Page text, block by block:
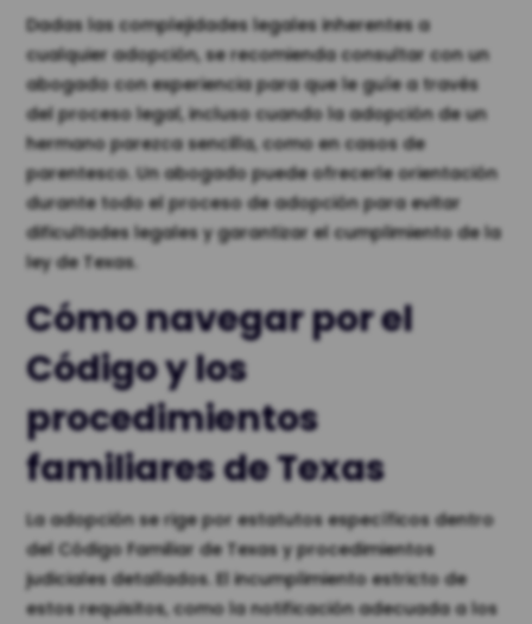
Dadas las complejidades legales inherentes a
cualquier adopción, se recomienda consultar con un
abogado con experiencia para que le guíe a través
del proceso legal, incluso cuando la adopción de un
hermano parezca sencilla, como en casos de
parentesco. Un abogado puede ofrecerle orientación
durante todo el proceso de adopción para evitar
dificultades legales y garantizar el cumplimiento de la
ley de Texas.
Cómo navegar por el
Código y los
procedimientos
familiares de Texas
La adopción se rige por estatutos específicos dentro
del Código Familiar de Texas y procedimientos
judiciales detallados. El incumplimiento estricto de
estos requisitos, como la notificación adecuada a los